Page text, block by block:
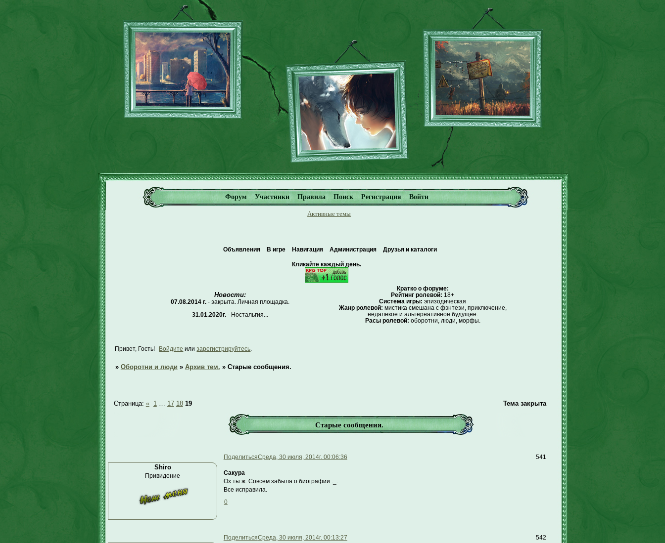
Форум Участники Правила Поиск Регистрация Войти
Активные темы
Объявления В игре Навигация Администрация Друзья и каталоги
Кликайте каждый день.
Новости:
07.08.2014 г. - закрыта. Личная площадка.
31.01.2020г. - Ностальгия...
Кратко о форуме:
Рейтинг ролевой: 18+
Система игры: эпизодическая
Жанр ролевой: мистика смешана с фэнтези, приключение,
недалекое и альтернативное будущее.
Расы ролевой: оборотни, люди, морфы.
Привет, Гость! Войдите илизарегистрируйтесь
» Оборотни и люди » Архив тем. » Старые сообщения.
Старые сообщения.
Страница: « 1 … 17 18 19 Тема закрыта
Поделиться 541
Среда, 30 июля, 2014г. 00:06:36
Shiro
Привидение
Сакура
Ох ты ж. Совсем забыла о биографии ._.
Все исправила.
0
Поделиться 542
Среда, 30 июля, 2014г. 00:13:27